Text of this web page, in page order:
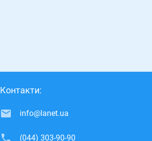
Контакти:
info@lanet.ua
(044) 303-90-90